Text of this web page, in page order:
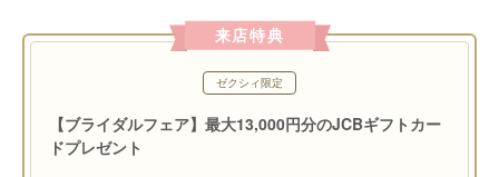
ふたりの希望を尊重したうえでの提案が嬉しい。「カップル想
い」だから安心して相談できる
ふたり主導で指輪選びをしてもらい、個性やライフ
スタイルを尊重したリングをスタッフが提案。多数
来店特典
ゼクシィ限定
【ブライダルフェア】最大13,000円分のJCBギフトカー
ドプレゼント